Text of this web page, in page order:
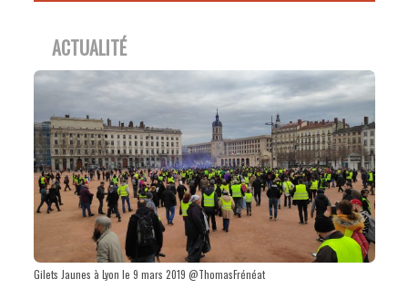
ACTUALITÉ
Gilets Jaunes à Lyon le 9 mars 2019 @ThomasFrénéat